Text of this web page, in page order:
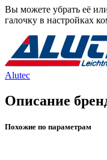
Вы можете убрать её
галочку в настройках
Alutec
Описание
Похожие по параметрам